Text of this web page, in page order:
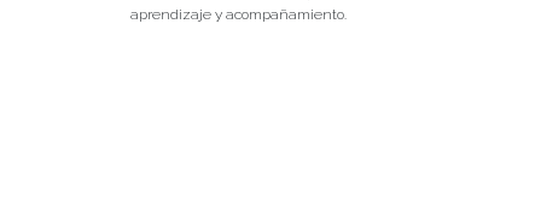
aprendizaje y acompañamiento.